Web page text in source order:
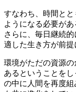
すなわち、時間と
ようになる必要があ
さらに、毎日継続
適した生き方が前提
環境がただの資源
あるということを
の中に人間を再度